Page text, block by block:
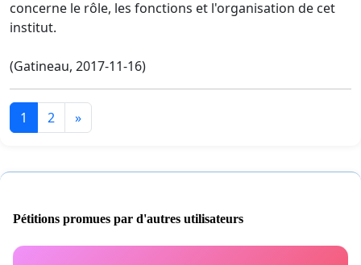
concerne le rôle, les fonctions et l'organisation de cet
institut.
(Gatineau, 2017-11-16)
1 2 »
Pétitions promues par d'autres utilisateurs